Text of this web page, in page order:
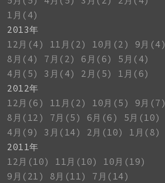
1月(4)
2013年
12月(4)
11月(2) 10月(2)
9月(4)
8月(4)
7月(2) 6月(6)
5月(4)
4月(5)
3月(4) 2月(5)
1月(6)
2012年
12月(6)
11月(2) 10月(5)
9月(7)
8月(12)
7月(5) 6月(6)
5月(10)
4月(9)
3月(14) 2月(10)
1月(8)
2011年
12月(10)
11月(10)
10月(19)
9月(21)
8月(11)
7月(14)